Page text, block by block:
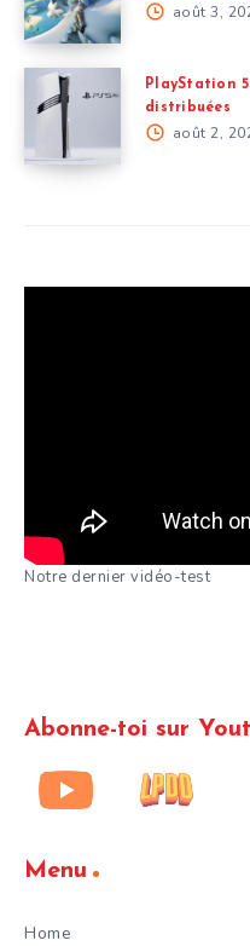
août 3,
PlayStation
distribuées
août 2,
Notre dernier vidéo-test
Abonne-toi sur
Menu
Home